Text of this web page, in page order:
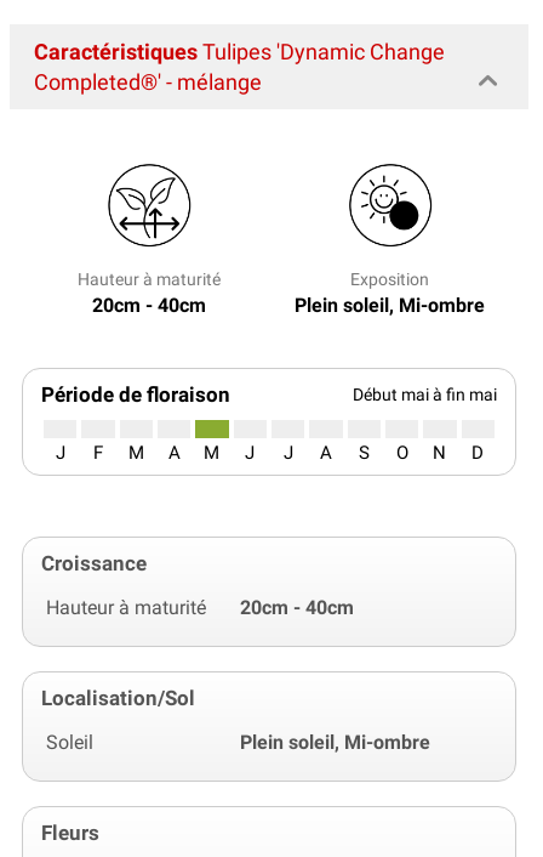
CaractéristiquesTulipes 'Dynamic Change
Completed®' - mélange
Hauteur à maturité
20cm - 40cm
Exposition
Plein soleil, Mi-ombre
Période de floraison Début mai à fin mai
J F M A M J J A S O N D
Croissance
Hauteur à maturité 20cm - 40cm
Localisation/Sol
Soleil Plein soleil, Mi-ombre
Fleurs